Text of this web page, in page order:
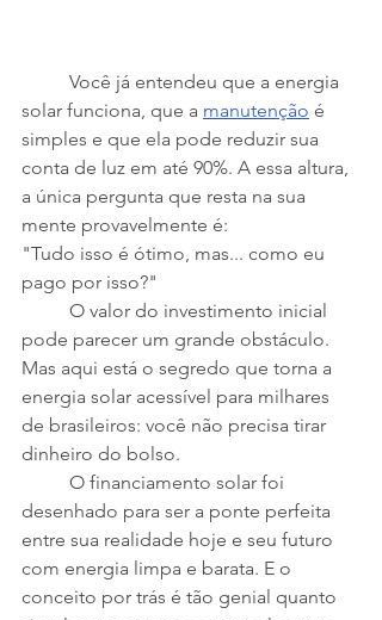
solar funciona, que a manutenção é
simples e que ela pode reduzir sua
conta de luz em até 90%. A essa altura,
a única pergunta que resta na sua
mente provavelmente é:
"Tudo isso é ótimo, mas... como eu
pago por isso?"
pode parecer um grande obstáculo.
Mas aqui está o segredo que torna a
energia solar acessível para milhares
de brasileiros: você não precisa tirar
dinheiro do bolso.
desenhado para ser a ponte perfeita
entre sua realidade hoje e seu futuro
com energia limpa e barata. E o
conceito por trás é tão genial quanto